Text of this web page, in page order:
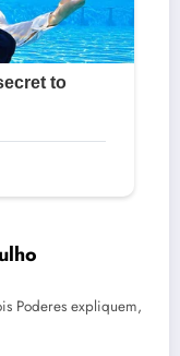
Poderes expliquem,